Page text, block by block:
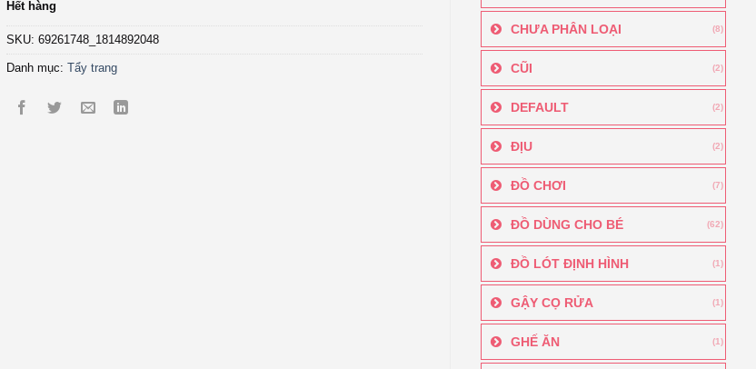
CHƯA PHÂN LOẠI (8)
CŨI (2)
DEFAULT (2)
ĐỊU (2)
ĐỒ CHƠI (7)
ĐỒ DÙNG CHO BÉ (62)
ĐỒ LÓT ĐỊNH HÌNH (1)
GẬY CỌ RỬA (1)
GHẾ ĂN (1)
Hết hàng
SKU: 69261748_1814892048
Danh mục: Tẩy trang